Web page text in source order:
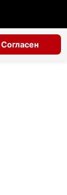
Согласен